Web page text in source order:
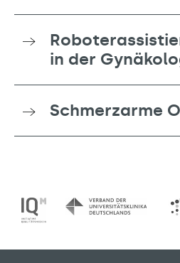
in der
Schmerzarme